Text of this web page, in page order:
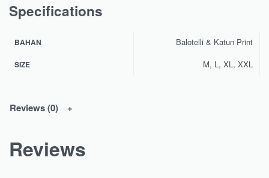
Specifications
BAHAN Balotelli & Katun Print
SIZE M, L, XL, XXL
Reviews (0)
Reviews